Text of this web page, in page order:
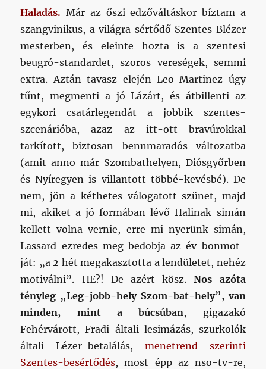
Haladás. Már az őszi edzőváltáskor bíztam a
szangvinikus, a világra sértődő Szentes Blézer
mesterben, és eleinte hozta is a szentesi
beugró-standardet, szoros vereségek, semmi
extra. Aztán tavasz elején Leo Martinez úgy
tűnt, megmenti a jó Lázárt, és átbillenti az
egykori csatárlegendát a jobbik szentes-
szcenárióba, azaz az itt-ott bravúrokkal
tarkított, biztosan bennmaradós változatba
(amit anno már Szombathelyen, Diósgyőrben
és Nyíregyen is villantott többé-kevésbé). De
nem, jön a kéthetes válogatott szünet, majd
mi, akiket a jó formában lévő Halinak simán
kellett volna vernie, erre mi nyerünk simán,
Lassard ezredes meg bedobja az év bonmot-
ját: „a 2 hét megakasztotta a lendületet, nehéz
motiválni”. HE?! De azért kösz.Nos azóta
tényleg „Leg-jobb-hely Szom-bat-hely”, van
minden, mint a búcsúban, gigazakó
Fehérvárott, Fradi általi lesimázás, szurkolók
általi Lézer-betalálás, menetrend szerinti
Szentes-besértődés, most épp az nso-tv-re,